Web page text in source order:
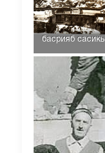
басрияб сасикь